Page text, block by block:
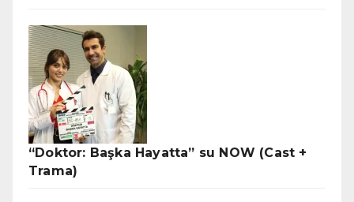
“Doktor: Başka Hayatta” su NOW (Cast +
Trama)